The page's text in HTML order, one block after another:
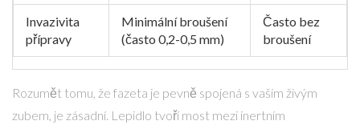
Invazivita
přípravy
Minimální broušení
(často 0,2-0,5 mm)
Často bez
broušení
Rozumět tomu, že fazeta je pevně spojená s vaším živým
zubem, je zásadní. Lepidlo tvoří most mezi inertním